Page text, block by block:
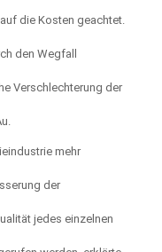
die Kosten geachtet.
den Wegfall
Verschlechterung der
mehr
der
jedes einzelnen